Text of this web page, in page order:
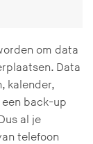
om data
Data
kalender,
back-up
al je
telefoon